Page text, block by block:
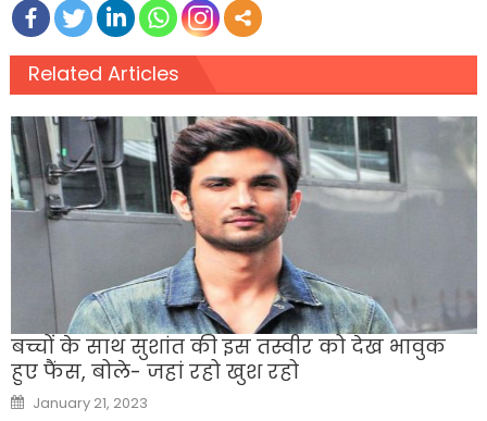
Related Articles
बच्चों के साथ सुशांत की इस तस्वीर को देख भावुक
हुए फैंस, बोले- जहां रहो खुश रहो
Posted
on
January 21, 2023